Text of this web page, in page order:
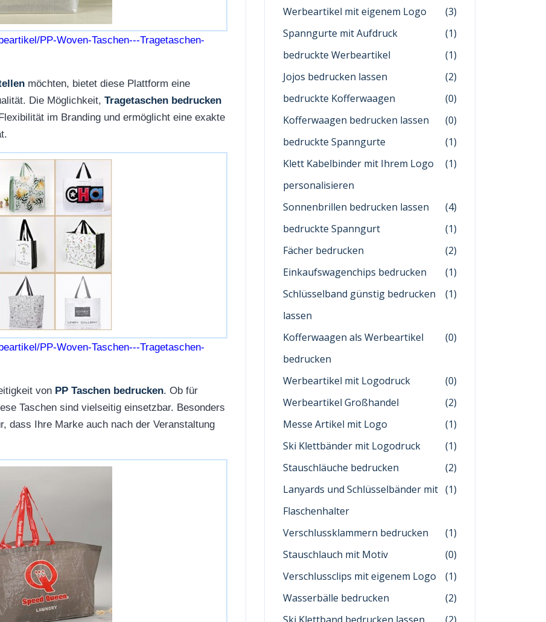
PP-Woven-Taschen---Tragetaschen-
möchten, bietet diese Plattform eine
Die Möglichkeit, Tragetaschen bedrucken
im Branding und ermöglicht eine exakte
PP-Woven-Taschen---Tragetaschen-
von PP Taschen bedrucken. Ob für
Taschen sind vielseitig einsetzbar. Besonders
dass Ihre Marke auch nach der Veranstaltung
Werbeartikel mit eigenem Logo
(3)
Spanngurte mit Aufdruck
(1)
bedruckte Werbeartikel
(1)
Jojos bedrucken lassen
(2)
bedruckte Kofferwaagen
(0)
Kofferwaagen bedrucken lassen
(0)
bedruckte Spanngurte
(1)
Klett Kabelbinder mit Ihrem Logo
personalisieren
(1)
Sonnenbrillen bedrucken lassen
(4)
bedruckte Spanngurt
(1)
Fächer bedrucken
(2)
Einkaufswagenchips bedrucken
(1)
Schlüsselband günstig bedrucken
lassen
(1)
Kofferwaagen als Werbeartikel
bedrucken
(0)
Werbeartikel mit Logodruck
(0)
Werbeartikel Großhandel
(2)
Messe Artikel mit Logo
(1)
Ski Klettbänder mit Logodruck
(1)
Stauschläuche bedrucken
(2)
Lanyards und Schlüsselbänder mit
Flaschenhalter
(1)
Verschlussklammern bedrucken
(1)
Stauschlauch mit Motiv
(0)
Verschlussclips mit eigenem Logo
(1)
Wasserbälle bedrucken
(2)